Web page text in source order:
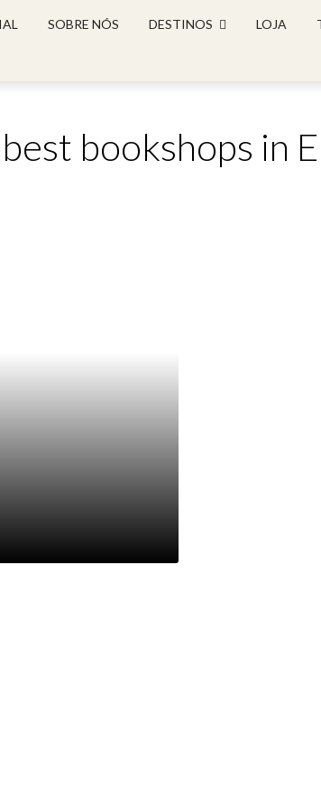
SOBRE NÓS DESTINOS LOJA
best bookshops in